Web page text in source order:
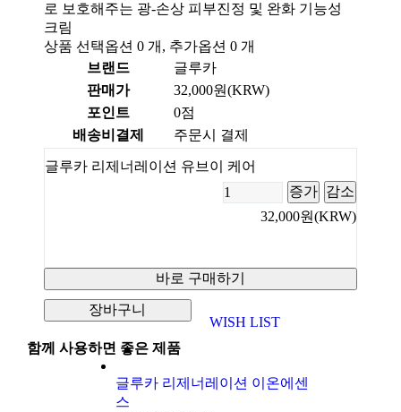
로 보호해주는 광-손상 피부진정 및 완화 기능성
크림
상품 선택옵션 0 개, 추가옵션 0 개
브랜드
글루카
판매가
32,000원(KRW)
포인트
0점
배송비결제
주문시 결제
글루카 리제너레이션 유브이 케어
증가
감소
32,000원(KRW)
WISH LIST
함께 사용하면 좋은 제품
글루카 리제너레이션 이온에센
스